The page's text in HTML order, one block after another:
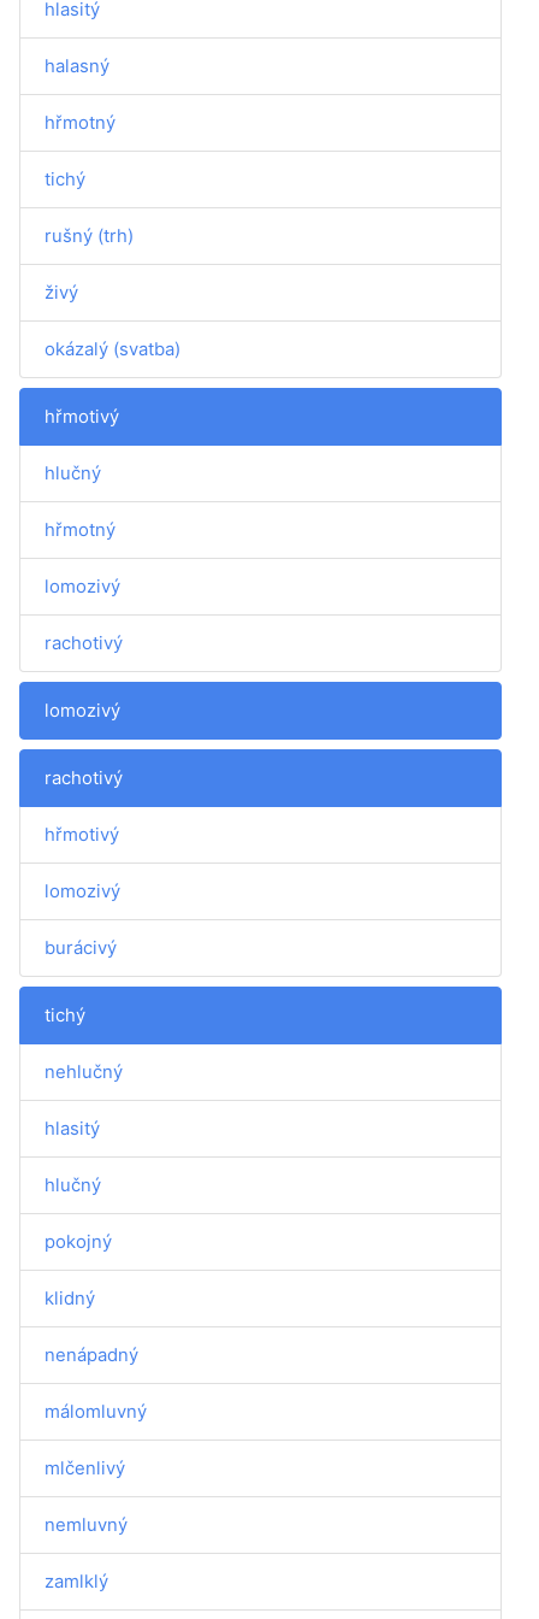
hlasitý
halasný
hřmotný
tichý
rušný (trh)
živý
okázalý (svatba)
hřmotivý
hlučný
hřmotný
lomozivý
rachotivý
lomozivý
rachotivý
hřmotivý
lomozivý
burácivý
tichý
nehlučný
hlasitý
hlučný
pokojný
klidný
nenápadný
málomluvný
mlčenlivý
nemluvný
zamlklý